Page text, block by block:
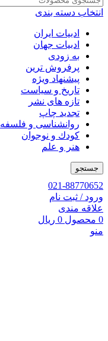
انتخاب دسته بندی
ادبیات ایران
ادبیات جهان
به زودی
پرفروش ترین
پیشنهاد ویژه
تاریخ و سیاست
تازه های نشر
تجدید چاپ
روانشناسی و فلسفه
کودك و نوجوان
هنر و علم
جستجو
021-88770652
ورود / ثبت نام
علاقه مندی
0 محصول 0 ریال
منو